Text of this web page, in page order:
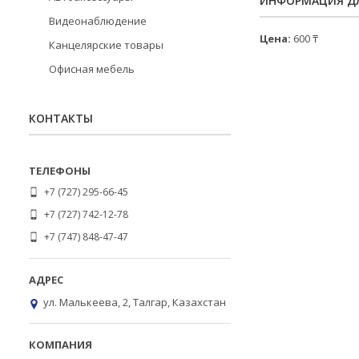
Цена: 600 ₸
Видеонаблюдение
Канцелярские товары
Офисная мебель
КОНТАКТЫ
+7 (727) 295-66-45
+7 (727) 742-12-78
+7 (747) 848-47-47
ул. Малькеева, 2, Талгар, Казахстан